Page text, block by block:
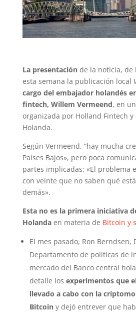
La presentaciónde la noticia, de
esta semana la publicación local
cargo del embajador holandés
fintech, Willem Vermeend, en
organizada por Holland Fintech
Holanda.
Según Vermeend, “hay mucha
Países Bajos», pero poca
partes implicadas: «El problema
con veinte que no saben qué
demás».
Esta no es la primera iniciativa
Holandaen materia de Bitcoin y
El mes pasado, Ron Berndsen,
Departamento de políticas de
mercado del Banco central
detalle los experimentos que
llevado a cabo con la
Bitcoiny dejó entrever que